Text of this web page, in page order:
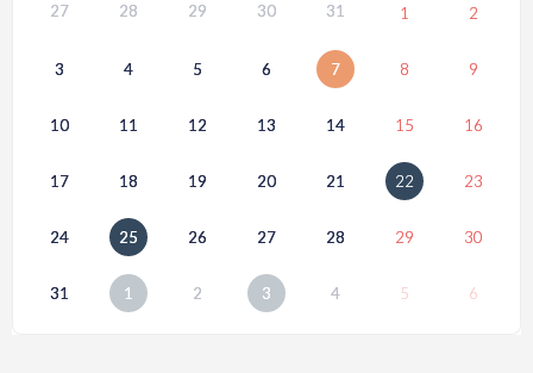
27 28 29 30 31 1 2
3 4 5 6 7 8 9
10 11 12 13 14 15 16
17 18 19 20 21 22 23
24 25 26 27 28 29 30
31 1 2 3 4 5 6